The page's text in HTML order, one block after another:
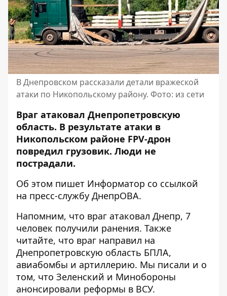
В Днепровском рассказали детали вражеской
атаки по Никопольскому району. Фото: из сети
Враг атаковал Днепропетровскую
область. В результате атаки в
Никопольском районе FPV-дрон
повредил грузовик. Люди не
пострадали.
Об этом пишет Информатор со ссылкой
на пресс-службу ДнепрОВА.
Напомним, что враг атаковал Днепр, 7
человек получили ранения. Также
читайте, что враг направил на
Днепропетровскую область БПЛА,
авиабомбы и артиллерию. Мы писали и о
том, что Зеленский и Минобороны
анонсировали реформы в ВСУ.